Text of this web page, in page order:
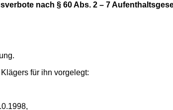
nach § 60 Abs. 2 – 7
für ihn vorgelegt: